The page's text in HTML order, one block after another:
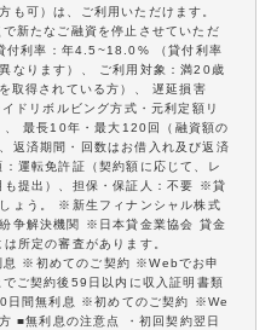
も可）は、ご利用いただけます。
新たなご融資を停止させていただ
付利率：年4.5~18.0% （貸付利率
なります）、 ご利用対象：満20歳
取得されている方）、 遅延損害
ドリボルビング方式・元利定額リ
最長10年・最大120回（融資額の
返済期間・回数はお借入れ及び返済
運転免許証（契約額に応じて、レ
も提出）、担保・保証人：不要 ※貸
ょう。 ※新生フィナンシャル株式
争解決機関 ※日本貸金業協会 貸金
所定の審査があります。
息 ※初めてのご契約 ※Webでお申
ご契約後59日以内に収入証明書類
日間無利息 ※初めてのご契約 ※We
■無利息の注意点 ・初回契約翌日